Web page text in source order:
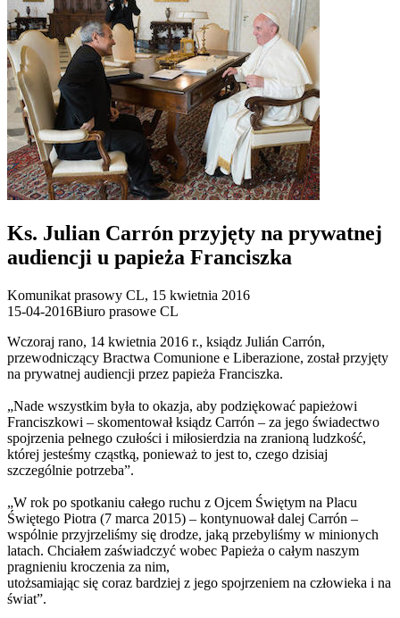
Ks. Julian Carrón przyjęty na prywatnej
audiencji u papieża Franciszka
Komunikat prasowy CL, 15 kwietnia 2016
15-04-2016Biuro prasowe CL
Wczoraj rano, 14 kwietnia 2016 r., ksiądz Julián Carrón,
przewodniczący Bractwa Comunione e Liberazione, został przyjęty
na prywatnej audiencji przez papieża Franciszka.
„Nade wszystkim była to okazja, aby podziękować papieżowi
Franciszkowi – skomentował ksiądz Carrón – za jego świadectwo
spojrzenia pełnego czułości i miłosierdzia na zranioną ludzkość,
której jesteśmy cząstką, ponieważ to jest to, czego dzisiaj
szczególnie potrzeba”.
„W rok po spotkaniu całego ruchu z Ojcem Świętym na Placu
Świętego Piotra (7 marca 2015) – kontynuował dalej Carrón –
wspólnie przyjrzeliśmy się drodze, jaką przebyliśmy w minionych
latach. Chciałem zaświadczyć wobec Papieża o całym naszym
pragnieniu kroczenia za nim,
utożsamiając się coraz bardziej z jego spojrzeniem na człowieka i na
świat”.